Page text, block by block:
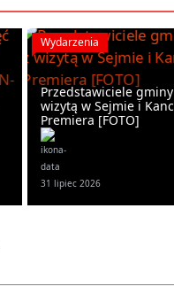
Wydarzenia
Przedstawiciele
wizytą w Sejmie i
Premiera [FOTO]
31 lipiec 2026